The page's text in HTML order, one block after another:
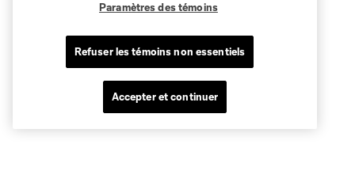
Paramètres des témoins
Refuser les témoins non essentiels
Accepter et continuer